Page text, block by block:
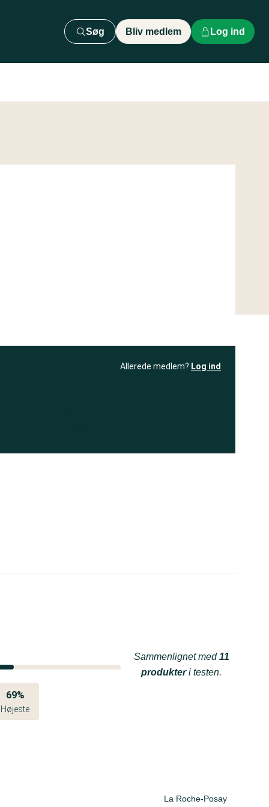
Søg Bliv medlem Log ind
Allerede medlem? Log ind
69%
Højeste
Sammenlignet med11
produkteri testen.
La Roche-Posay